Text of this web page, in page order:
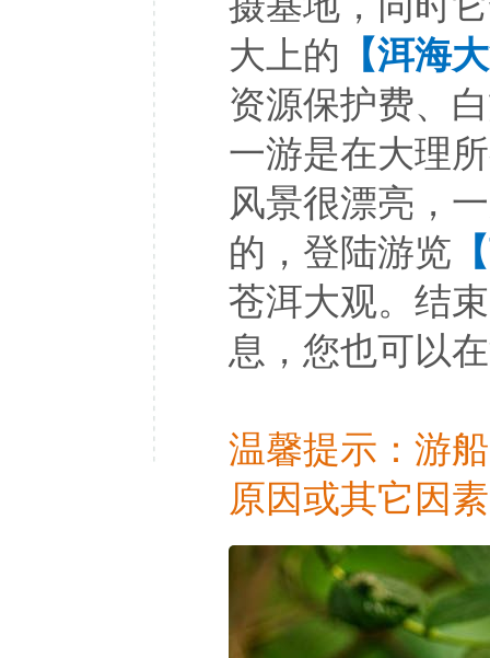
大上的 【洱海
资源保护费、
一游是在大理
风景很漂亮，
的，登陆游览
苍洱大观。结
息，您也可以
温馨提示：游
原因或其它因